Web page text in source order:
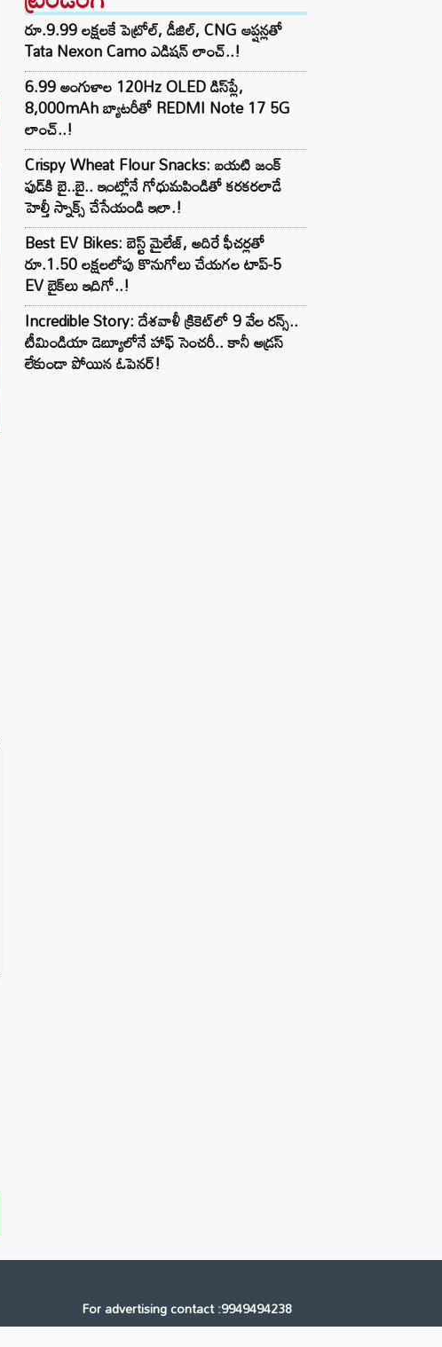
రూ.9.99 లక్షలకే పెట్రోల్, డీజిల్, CNG ఆప్షన్లతో
Tata Nexon Camo ఎడిషన్ లాంచ్..!
6.99 అంగుళాల 120Hz OLED డిస్‌ప్లే,
8,000mAh బ్యాటరీతో REDMI Note 17 5G
లాంచ్..!
Crispy Wheat Flour Snacks: బయటి జంక్
ఫుడ్‌కి బై..బై.. ఇంట్లోనే గోధుమపిండితో కరకరలాడే
హెల్తీ స్నాక్స్ చేసేయండి ఇలా.!
Best EV Bikes: బెస్ట్ మైలేజ్, అదిరే ఫీచర్లతో
రూ.1.50 లక్షలలోపు కొనుగోలు చేయగల టాప్-5
EV బైక్‌లు ఇదిగో..!
Incredible Story: దేశవాళీ క్రికెట్‌లో 9 వేల రన్స్..
టీమిండియా డెబ్యూలోనే హాఫ్ సెంచరీ.. కానీ అడ్రస్
లేకుండా పోయిన ఓపెనర్!
For advertising contact :9949494238
Email: digital@ntvnetwork.com